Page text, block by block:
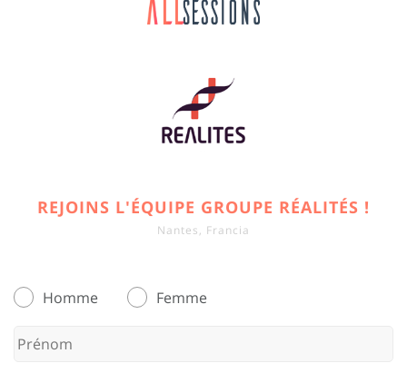
REJOINS L'ÉQUIPE GROUPE RÉALITÉS !
Nantes, Francia
Homme Femme